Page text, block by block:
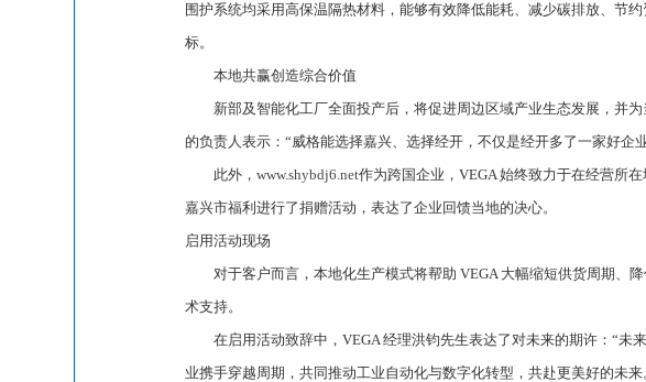
围护系统均采用高保温隔热材料，能够有效降低能耗、减少碳排放、节
标。
本地共赢创造综合价值
新部及智能化工厂全面投产后，将促进周边区域产业生态发展，并为
的负责人表示：“威格能选择嘉兴、选择经开，不仅是经开多了一家好企
此外， www.shybdj6.net作为跨国企业，VEGA 始终致力于在经营所
嘉兴市福利进行了捐赠活动，表达了企业回馈当地的决心。
启用活动现场
对于客户而言，本地化生产模式将帮助 VEGA 大幅缩短供货周期、
术支持。
在启用活动致辞中，VEGA 经理洪钧先生表达了对未来的期许：“未
业携手穿越周期，共同推动工业自动化与数字化转型，共赴更美好的未来